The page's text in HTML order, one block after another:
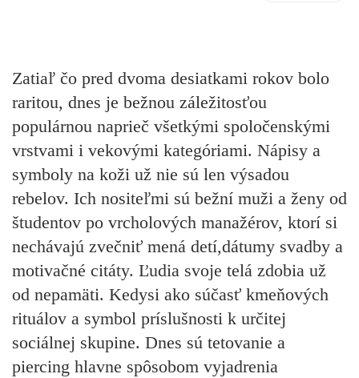
Zatiaľ čo pred dvoma desiatkami rokov bolo
raritou, dnes je bežnou záležitosťou
populárnou naprieč všetkými spoločenskými
vrstvami i vekovými kategóriami. Nápisy a
symboly na koži už nie sú len výsadou
rebelov. Ich nositeľmi sú bežní muži a ženy od
študentov po vrcholových manažérov, ktorí si
nechávajú zvečniť mená detí,dátumy svadby a
motivačné citáty. Ľudia svoje telá zdobia už
od nepamäti. Kedysi ako súčasť kmeňových
rituálov a symbol príslušnosti k určitej
sociálnej skupine. Dnes sú tetovanie a
piercing hlavne spôsobom vyjadrenia